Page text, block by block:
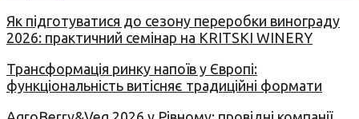
Як підготуватися до сезону переробки винограду
2026: практичний семінар на KRITSKI WINERY
Трансформація ринку напоїв у Європі:
функціональність витісняє традиційні формати